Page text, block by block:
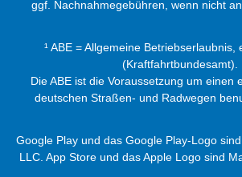
ggf. Nachnahmegebühren, wenn nicht
¹ ABE = Allgemeine Betriebserlaubnis,
(Kraftfahrtbundesamt).
Die ABE ist die Voraussetzung um einen
deutschen Straßen- und Radwegen
Google Play und das Google Play-Logo
LLC. App Store und das Apple Logo sind